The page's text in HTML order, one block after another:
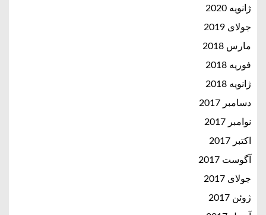
ژانویه 2020
جولای 2019
مارس 2018
فوریه 2018
ژانویه 2018
دسامبر 2017
نوامبر 2017
اکتبر 2017
آگوست 2017
جولای 2017
ژوئن 2017